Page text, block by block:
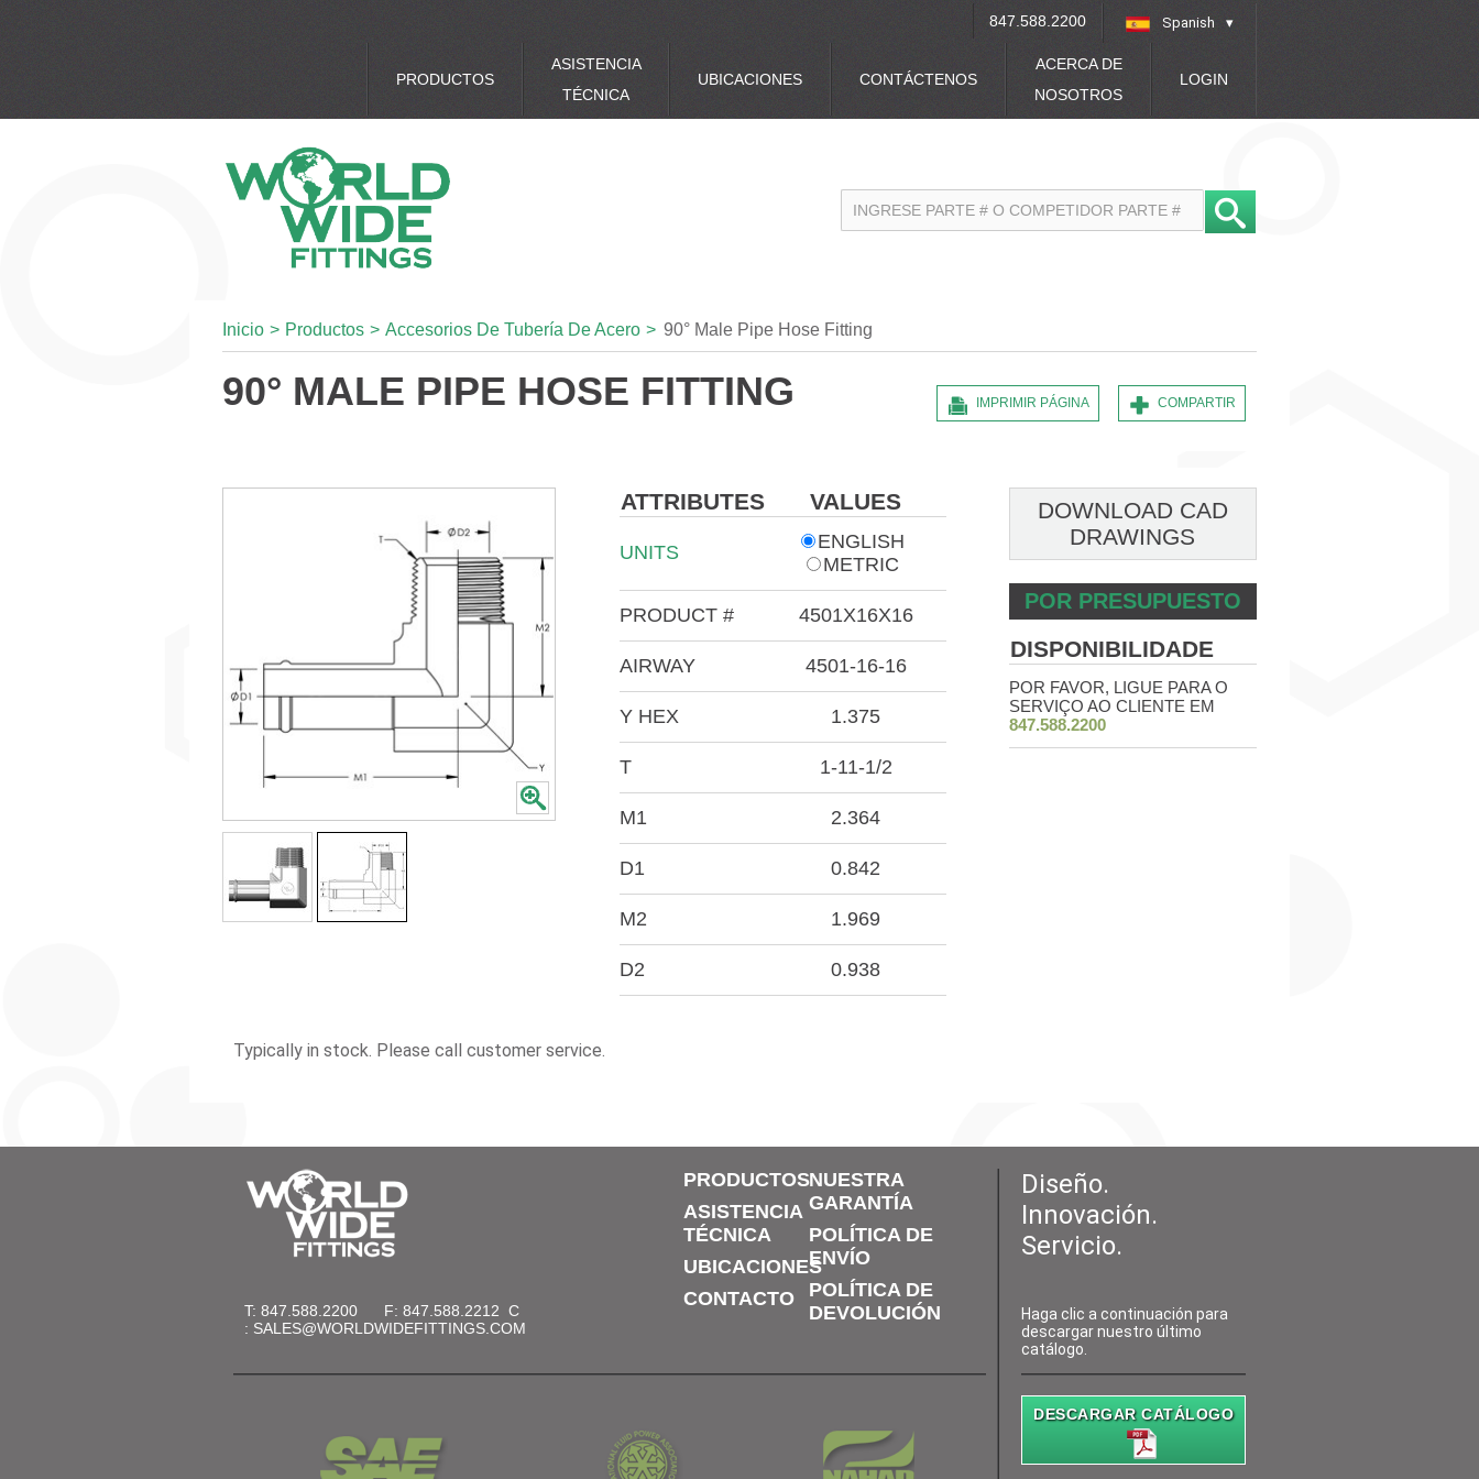
Spanish
847.588.2200
PRODUCTOS
ASISTENCIA
TÉCNICA
UBICACIONES CONTÁCTENOS
ACERCA DE
NOSOTROS
LOGIN
Inicio > Productos > Accesorios De Tubería De Acero > 90° Male Pipe Hose Fitting
90° MALE PIPE HOSE FITTING COMPARTIR
IMPRIMIR PÁGINA
ATTRIBUTES VALUES
UNITS
ENGLISH
METRIC
PRODUCT # 4501X16X16
AIRWAY 4501-16-16
Y HEX 1.375
T 1-11-1/2
M1 2.364
D1 0.842
M2 1.969
D2 0.938
DOWNLOAD CAD
DRAWINGS
POR PRESUPUESTO
DISPONIBILIDADE
POR FAVOR, LIGUE PARA O
SERVIÇO AO CLIENTE EM
847.588.2200
Typically in stock. Please call customer service.
T: 847.588.2200 F: 847.588.2212 C
: SALES@WORLDWIDEFITTINGS.COM
PRODUCTOS
ASISTENCIA
TÉCNICA
UBICACIONES
CONTACTO
NUESTRA
GARANTÍA
POLÍTICA DE
ENVÍO
POLÍTICA DE
DEVOLUCIÓN
Diseño.
Innovación.
Servicio.
Haga clic a continuación para
descargar nuestro último
catálogo.
DESCARGAR CATÁLOGO